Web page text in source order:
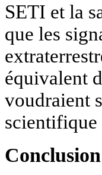
SETI et la
que les
équivalent
voudraient
scientifique
Conclusion